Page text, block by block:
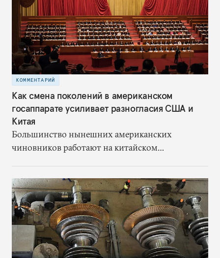
КОММЕНТАРИЙ
Как смена поколений в американском
госаппарате усиливает разногласия США и
Китая
Большинство нынешних американских
чиновников работают на китайском
2008 года, а не с визита Никсона в Пекин ради
того, чтобы наладить отношения с нищей и
отсталой страной. И общий контекст
международных отношений сегодня совсем не
никсоновский